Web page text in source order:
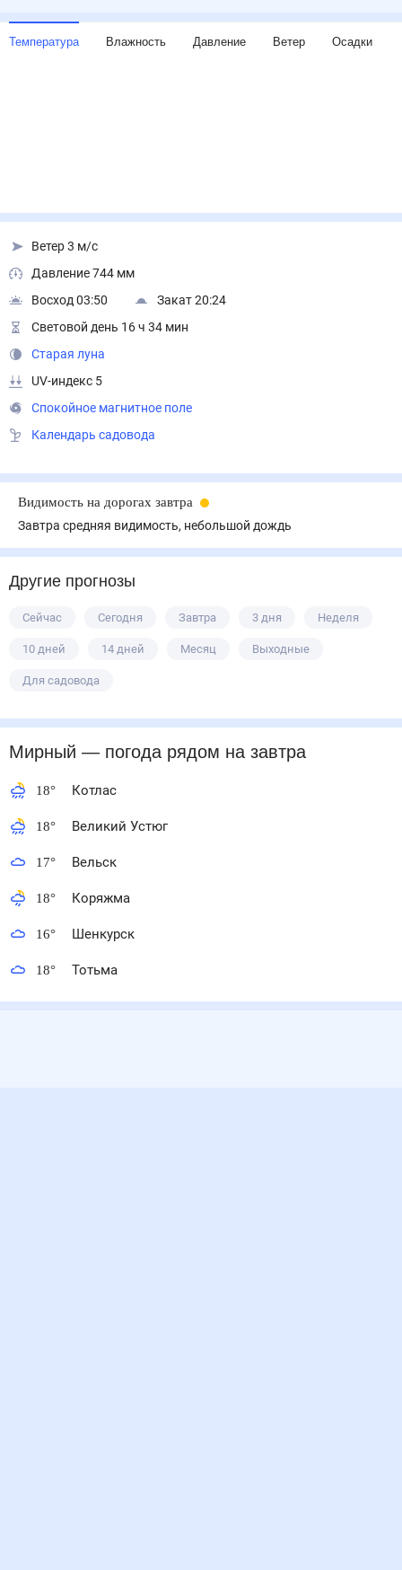
Температура Влажность Давление Ветер Осадки
Ветер 3 м/с
Давление 744 мм
Восход 03:50
Закат 20:24
Световой день 16 ч 34 мин
Старая луна
UV-индекс 5
Спокойное магнитное поле
Календарь садовода
Видимость на дорогах завтра
Завтра средняя видимость, небольшой дождь
Другие прогнозы
Сейчас Сегодня Завтра 3 дня Неделя
10 дней 14 дней Месяц Выходные
Для садовода
Мирный — погода рядом на завтра
18° Котлас
18° Великий Устюг
17° Вельск
18° Коряжма
16° Шенкурск
18° Тотьма